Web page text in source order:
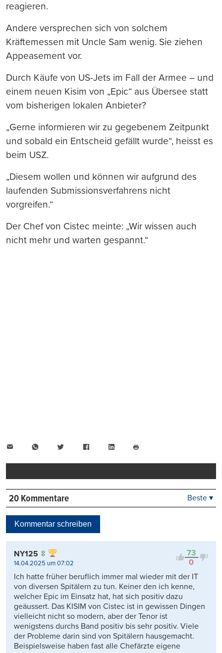
reagieren.
Andere versprechen sich von solchem
Kräftemessen mit Uncle Sam wenig. Sie ziehen
Appeasement vor.
Durch Käufe von US-Jets im Fall der Armee – und
einem neuen Kisim von „Epic“ aus Übersee statt
vom bisherigen lokalen Anbieter?
„Gerne informieren wir zu gegebenem Zeitpunkt
und sobald ein Entscheid gefällt wurde“, heisst es
beim USZ.
„Diesem wollen und können wir aufgrund des
laufenden Submissionsverfahrens nicht
vorgreifen.“
Der Chef von Cistec meinte: „Wir wissen auch
nicht mehr und warten gespannt.“
WhatsAppTwitter FacebookLinkedIn
drucken
20 Kommentare
Kontrovers
Beste ▾
Kommentar schreiben
73
0
NY125
14.04.2025 um 07:02
Ich hatte früher beruflich immer mal wieder mit der IT
von diversen Spitälern zu tun. Keiner den ich kenne,
welcher Epic im Einsatz hat, hat sich positiv dazu
geäussert. Das KISIM von Cistec ist in gewissen Dingen
vielleicht nicht so modern, aber der Tenor ist
wenigstens durchs Band positiv bis sehr positiv. Viele
der Probleme darin sind von Spitälern hausgemacht.
Beispielsweise haben fast alle Chefärzte eigene